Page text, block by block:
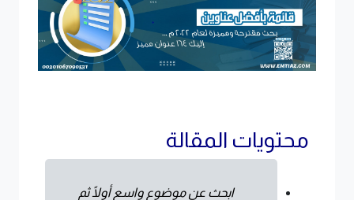
محتويات المقالة
ابحث عن موضوع واسع أولًا ثم